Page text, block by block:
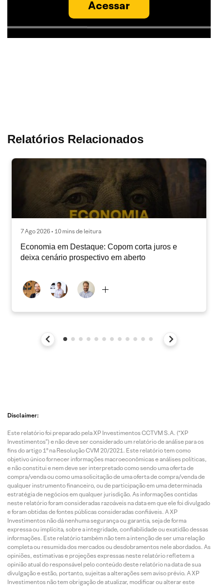
Acessar
Relatórios Relacionados
7 Ago 2026 • 10 mins de leitura
Economia em Destaque: Copom corta juros e
deixa cenário prospectivo em aberto
Disclaimer:
Este relatório foi preparado pela XP Investimentos CCTVM S.A. (“XP
Investimentos”) e não deve ser considerado um relatório de análise para os
fins do artigo 1º na Resolução CVM 20/2021. Este relatório tem como
objetivo único fornecer informações macroeconômicas e análises políticas,
e não constitui e nem deve ser interpretado como sendo uma oferta de
compra/venda ou como uma solicitação de uma oferta de compra/venda de
qualquer instrumento financeiro, ou de participação em uma determinada
estratégia de negócios em qualquer jurisdição. As informações contidas
neste relatório foram consideradas razoáveis na data em que ele foi divulgado
e foram obtidas de fontes públicas consideradas confiáveis. A XP
Investimentos não dá nenhuma segurança ou garantia, seja de forma
expressa ou implícita, sobre a integridade, confiabilidade ou exatidão dessas
informações. Este relatório também não tem a intenção de ser uma relação
completa ou resumida dos mercados ou desdobramentos nele abordados. As
opiniões, estimativas e projeções expressas neste relatório refletem a
opinião atual do responsável pelo conteúdo deste relatório na data de sua
divulgação e estão, portanto, sujeitas a alterações sem aviso prévio. A XP
Investimentos não tem obrigação de atualizar, modificar ou alterar este